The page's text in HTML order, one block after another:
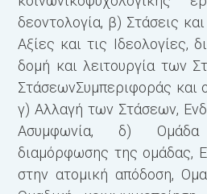
δεοντολογία, β) Στάσεις
Αξίες και τις Ιδεολογίες,
δομή και λειτουργία των
ΣτάσεωνΣυμπεριφοράς και
γ) Αλλαγή των Στάσεων,
Ασυμφωνία, δ) Ομάδα
διαμόρφωσης της ομάδας,
στην ατομική απόδοση,